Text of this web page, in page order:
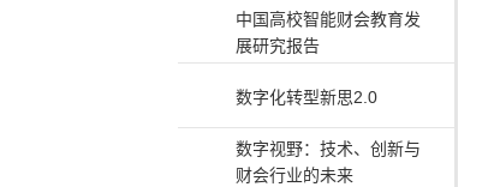
中国高校智能财会教育发
展研究报告
数字化转型新思2.0
数字视野：技术、创新与
财会行业的未来